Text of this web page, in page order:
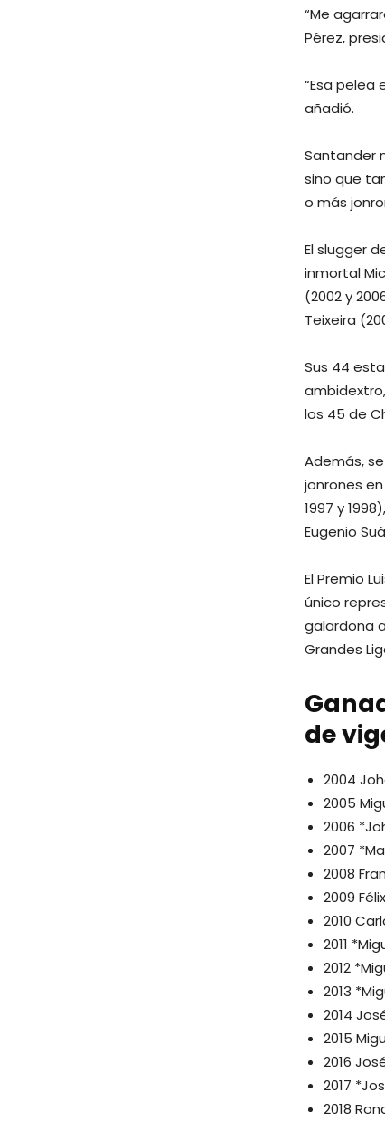
“Me
Pérez,
“Esa pelea
añadió.
Santander
sino que
o más
El slugger
inmortal
(2002 y
Teixeira
Sus 44
los 45 de
Además,
jonrones
1997 y
Eugenio
El Premio
único
galardona
Grandes
de
2004
2005
2006
2007
2008
2009
2010
2011
2012
2013
2014
2015
2016
2017
2018